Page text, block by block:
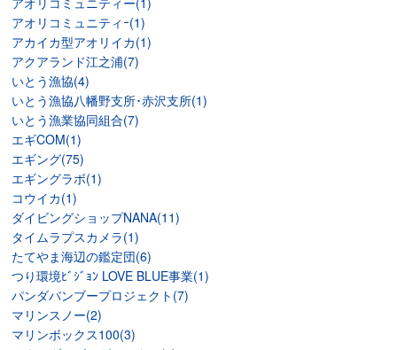
アオリコミュニティｰ(1)
アカイカ型アオリイカ(1)
アクアランド江之浦(7)
いとう漁協(4)
いとう漁協八幡野支所･赤沢支所(1)
いとう漁業協同組合(7)
エギCOM(1)
エギング(75)
エギングラボ(1)
コウイカ(1)
ダイビングショップNANA(11)
タイムラプスカメラ(1)
たてやま海辺の鑑定団(6)
つり環境ﾋﾞｼﾞｮﾝ LOVE BLUE事業(1)
パンダバンブープロジェクト(7)
マリンスノー(2)
マリンボックス100(3)